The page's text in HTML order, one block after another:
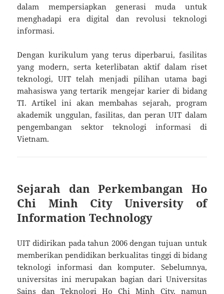
dalam mempersiapkan generasi muda untuk
menghadapi era digital dan revolusi teknologi
informasi.
Dengan kurikulum yang terus diperbarui, fasilitas
yang modern, serta keterlibatan aktif dalam riset
teknologi, UIT telah menjadi pilihan utama bagi
mahasiswa yang tertarik mengejar karier di bidang
TI. Artikel ini akan membahas sejarah, program
akademik unggulan, fasilitas, dan peran UIT dalam
pengembangan sektor teknologi informasi di
Vietnam.
Sejarah dan Perkembangan Ho
Chi Minh City University of
Information Technology
UIT didirikan pada tahun 2006 dengan tujuan untuk
memberikan pendidikan berkualitas tinggi di bidang
teknologi informasi dan komputer. Sebelumnya,
universitas ini merupakan bagian dari Universitas
Sains dan Teknologi Ho Chi Minh City, namun